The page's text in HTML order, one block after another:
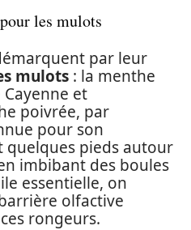
les mulots
par leur
mulots : la menthe
et
poivrée, par
pour son
quelques pieds autour
imbibant des boules
essentielle, on
olfactive
rongeurs.